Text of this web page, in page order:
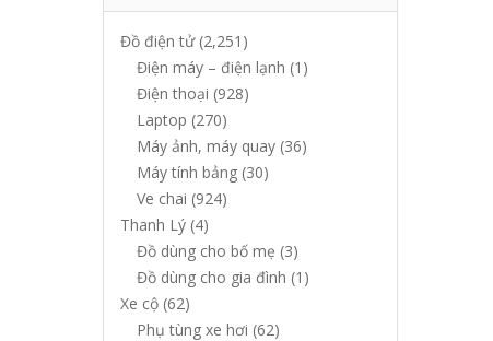
Đồ điện tử(2,251)
Điện máy – điện lạnh (1)
Điện thoại (928)
Laptop (270)
Máy ảnh, máy quay (36)
Máy tính bảng (30)
Ve chai (924)
Thanh Lý (4)
Đồ dùng cho bố mẹ (3)
Đồ dùng cho gia đình (1)
Xe cộ (62)
Phụ tùng xe hơi (62)